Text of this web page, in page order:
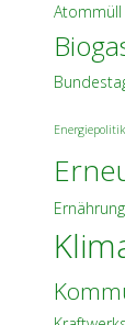
Atommüll
Energiepolitik
Ernährung